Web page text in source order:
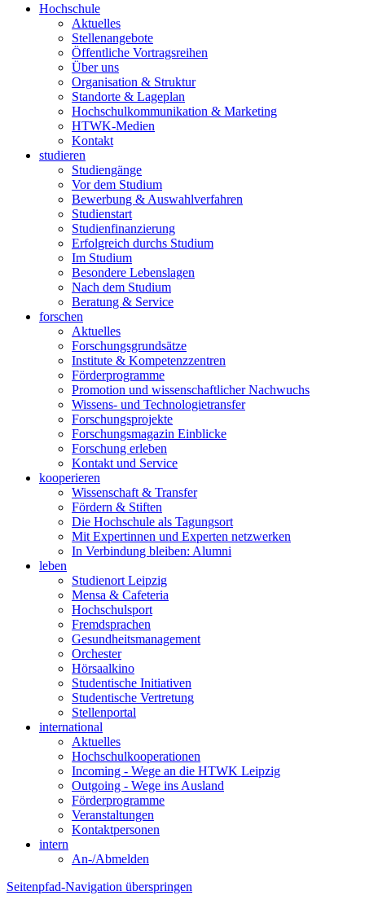
Hochschule
Aktuelles
Stellenangebote
Öffentliche Vortragsreihen
Über uns
Organisation & Struktur
Standorte & Lageplan
Hochschulkommunikation & Marketing
HTWK-Medien
Kontakt
studieren
Studiengänge
Vor dem Studium
Bewerbung & Auswahlverfahren
Studienstart
Studienfinanzierung
Erfolgreich durchs Studium
Im Studium
Besondere Lebenslagen
Nach dem Studium
Beratung & Service
forschen
Aktuelles
Forschungsgrundsätze
Institute & Kompetenzzentren
Förderprogramme
Promotion und wissenschaftlicher Nachwuchs
Wissens- und Technologietransfer
Forschungsprojekte
Forschungsmagazin Einblicke
Forschung erleben
Kontakt und Service
kooperieren
Wissenschaft & Transfer
Fördern & Stiften
Die Hochschule als Tagungsort
Mit Expertinnen und Experten netzwerken
In Verbindung bleiben: Alumni
leben
Studienort Leipzig
Mensa & Cafeteria
Hochschulsport
Fremdsprachen
Gesundheitsmanagement
Orchester
Hörsaalkino
Studentische Initiativen
Studentische Vertretung
Stellenportal
international
Aktuelles
Hochschulkooperationen
Incoming - Wege an die HTWK Leipzig
Outgoing - Wege ins Ausland
Förderprogramme
Veranstaltungen
Kontaktpersonen
intern
An-/Abmelden
Seitenpfad-Navigation überspringen